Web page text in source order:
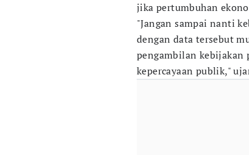
jika pertumbuhan
"Jangan sampai nanti
dengan data tersebut
pengambilan kebijakan
kepercayaan publik,"